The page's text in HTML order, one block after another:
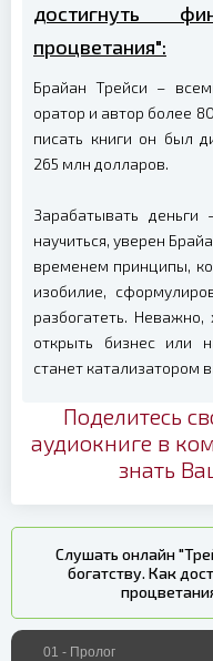
достигнуть
процветания":
Брайан Трейси –
оратор и автор более
писать книги он был
265 млн долларов.
Зарабатывать
научиться, уверен
временем принципы,
изобилие,
разбогатеть.
открыть бизнес или
станет катализатором
Поделитесь
аудиокниге в
знать
Слушать онлайн
богатству. Как
01 - Пролог